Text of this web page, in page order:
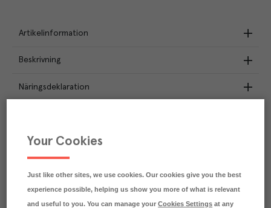
Artikelinformation
Beskrivning
Näringsdeklaration
Varje kilo av varan påverkar klimatet motsvarande
utsläppen av 1.2 kg koldioxid.
Your Cookies
Just like other sites, we use cookies. Our cookies give you the best
experience possible, helping us show you more of what is relevant
and useful to you. You can manage yourCookies Settings at any